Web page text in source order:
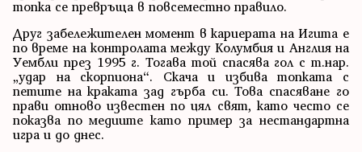
топка се превръща в повсеместно правило.
Друг забележителен момент в кариерата на Игита е
по време на контролата между Колумбия и Англия на
Уембли през 1995 г. Тогава той спасява гол с т.нар.
„удар на скорпиона“. Скача и избива топката с
петите на краката зад гърба си. Това спасяване го
прави отново известен по цял свят, като често се
показва по медиите като пример за нестандартна
игра и до днес.